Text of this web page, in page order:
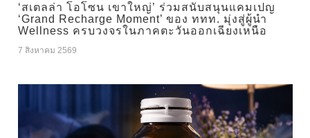
‘สเตลล่า โอโซน เขาใหญ่’ ร่วมสนับสนุนแคมเปญ
‘Grand Recharge Moment’ ของ ททท. มุ่งสู่ผู้นำ
Wellness ครบวงจรในภาคตะวันออกเฉียงเหนือ
7 สิงหาคม 2569